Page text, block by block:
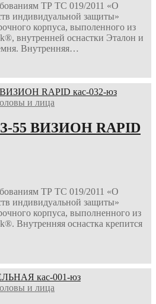
ТР ТС 019/2011 «О
индивидуальной защиты»
корпуса, выполенного из
внутренней оснастки Эталон и
Внутренняя…
и лица
55 ВИЗИОН RAPID
ТР ТС 019/2011 «О
индивидуальной защиты»
корпуса, выполненного из
Внутренняя оснастка крепится
и лица